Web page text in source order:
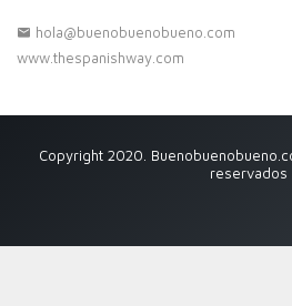
hola@buenobuenobueno.com
www.thespanishway.com
Copyright 2020.
reservados